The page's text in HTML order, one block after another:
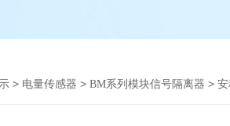
> 电量传感器 > BM系列模块信号隔离器 >